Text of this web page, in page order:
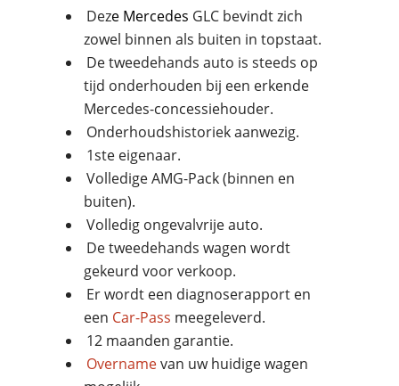
Deze Mercedes GLC bevindt zich
zowel binnen als buiten in topstaat.
De tweedehands auto is steeds op
tijd onderhouden bij een erkende
Mercedes-concessiehouder.
Onderhoudshistoriek aanwezig.
1ste eigenaar.
Volledige AMG-Pack (binnen en
buiten).
Volledig ongevalvrije auto.
De tweedehands wagen wordt
gekeurd voor verkoop.
Er wordt een diagnoserapport en
een Car-Pass meegeleverd.
12 maanden garantie.
Overnamevan uw huidige wagen